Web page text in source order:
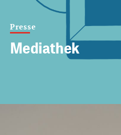
Presse
Mediathek